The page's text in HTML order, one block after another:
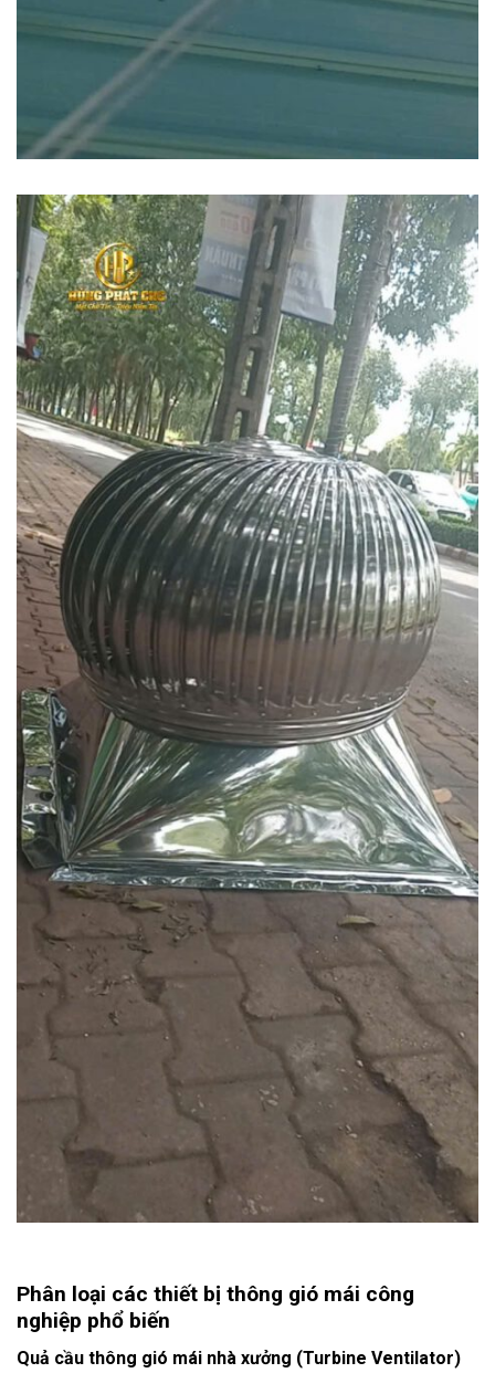
Phân loại các thiết bị thông gió mái công
nghiệp phổ biến
Quả cầu thông gió mái nhà xưởng (Turbine Ventilator)